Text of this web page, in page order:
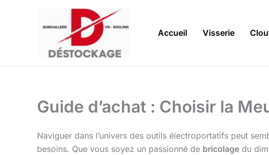
Accueil Visserie
Guide d’achat : Choisir la
Naviguer dans l’univers des outils électroportatifs peut
besoins. Que vous soyez un passionné de bricolage du